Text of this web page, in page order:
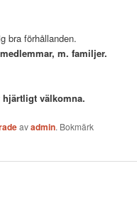
bra förhållanden.
m. familjer.
hjärtligt välkomna.
avadmin. Bokmärk